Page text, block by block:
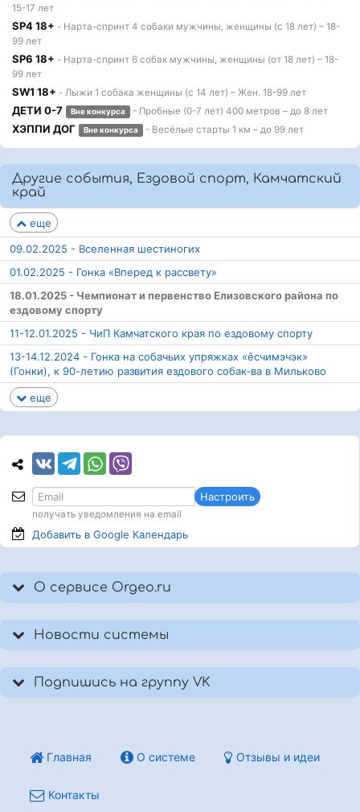
15-17 лет
SP4 18+ - Нарта-спринт 4 собаки мужчины, женщины (с 18 лет) – 18-
99 лет
SP6 18+ - Нарта-спринт 6 собак мужчины, женщины (от 18 лет) – 18-
99 лет
SW1 18+ - Лыжи 1 собака женщины (с 14 лет) – Жен. 18-99 лет
ДЕТИ 0-7 Вне конкурса - Пробные (0-7 лет) 400 метров – до 8 лет
ХЭППИ ДОГ Вне конкурса - Весёлые старты 1 км – до 99 лет
Другие события, Ездовой спорт, Камчатский
край
еще
09.02.2025 - Вселенная шестиногих
01.02.2025 - Гонка «Вперед к рассвету»
18.01.2025 - Чемпионат и первенство Елизовского района по
ездовому спорту
11-12.01.2025 - ЧиП Камчатского края по ездовому спорту
13-14.12.2024 - Гонка на собачьих упряжках «е̄счимэчэк»
(Гонки), к 90-летию развития ездового собак-ва в Мильково
еще
Настроить
получать уведомления на email
Добавить в Google Календарь
О сервисе Orgeo.ru
Новости системы
Подпишись на группу VK
Главная О системе Отзывы и идеи
Контакты